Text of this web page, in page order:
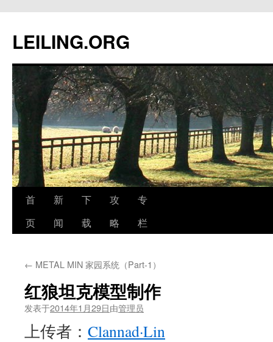
文
LEILING.ORG
首
页
新
闻
下
载
攻
略
专
栏
← METAL MIN 家园系统（Part-1）
红狼坦克模型制作
发表于2014年1月29日由管理员
上传者： Clannad·Lin